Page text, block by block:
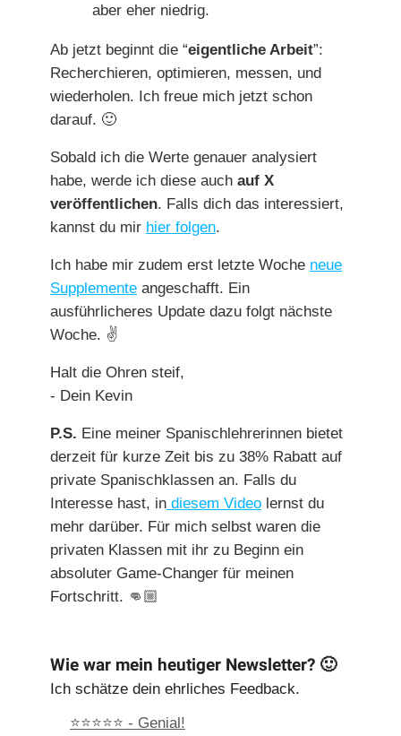
aber eher niedrig.
Ab jetzt beginnt die “eigentliche Arbeit”:
Recherchieren, optimieren, messen, und
wiederholen. Ich freue mich jetzt schon
darauf. 🙂
Sobald ich die Werte genauer analysiert
habe, werde ich diese auch auf X
veröffentlichen. Falls dich das interessiert,
kannst du mir hier folgen.
Ich habe mir zudem erst letzte Woche neue
Supplemente angeschafft. Ein
ausführlicheres Update dazu folgt nächste
Woche. ✌
Halt die Ohren steif,
- Dein Kevin
P.S. Eine meiner Spanischlehrerinnen bietet
derzeit für kurze Zeit bis zu 38% Rabatt auf
private Spanischklassen an. Falls du
Interesse hast, in diesem Video lernst du
mehr darüber. Für mich selbst waren die
privaten Klassen mit ihr zu Beginn ein
absoluter Game-Changer für meinen
Fortschritt. 👊🏼
Wie war mein heutiger Newsletter? 🙂
Ich schätze dein ehrliches Feedback.
⭐⭐⭐⭐⭐ - Genial!